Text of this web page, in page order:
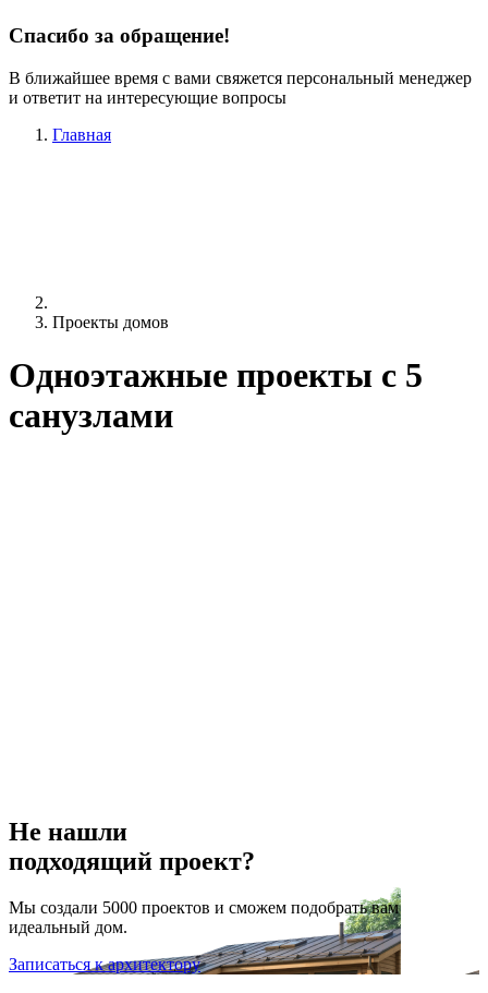
Спасибо за обращение!
В ближайшее время с вами свяжется персональный менеджер
и ответит на интересующие вопросы
Главная
Проекты домов
Одноэтажные проекты c 5
санузлами
Не нашли
подходящий проект?
Мы создали 5000 проектов и сможем подобрать вам
идеальный дом.
Записаться к архитектору